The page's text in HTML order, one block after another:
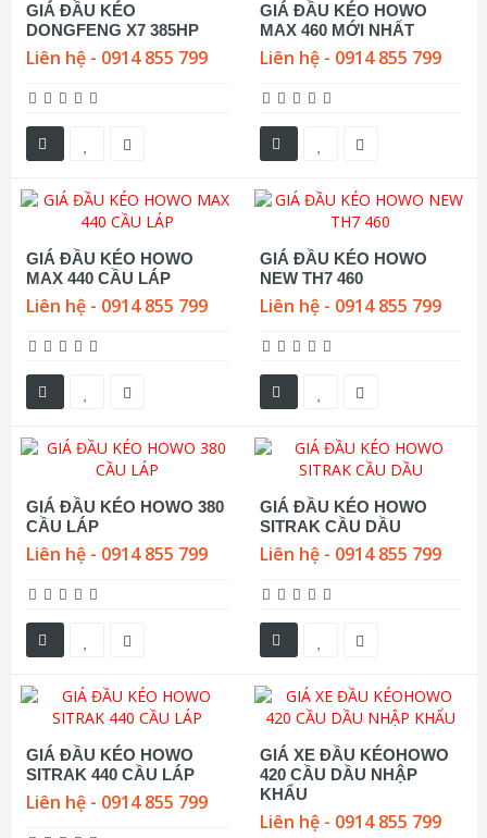
GIÁ ĐẦU KÉO
DONGFENG X7 385HP
Liên hệ - 0914 855 799
GIÁ ĐẦU KÉO HOWO
MAX 460 MỚI NHẤT
Liên hệ - 0914 855 799
GIÁ ĐẦU KÉO HOWO
MAX 440 CẦU LÁP
Liên hệ - 0914 855 799
GIÁ ĐẦU KÉO HOWO
NEW TH7 460
Liên hệ - 0914 855 799
GIÁ ĐẦU KÉO HOWO 380
CẦU LÁP
Liên hệ - 0914 855 799
GIÁ ĐẦU KÉO HOWO
SITRAK CẦU DẦU
Liên hệ - 0914 855 799
GIÁ ĐẦU KÉO HOWO
SITRAK 440 CẦU LÁP
Liên hệ - 0914 855 799
GIÁ XE ĐẦU KÉOHOWO
420 CẦU DẦU NHẬP
KHẨU
Liên hệ - 0914 855 799